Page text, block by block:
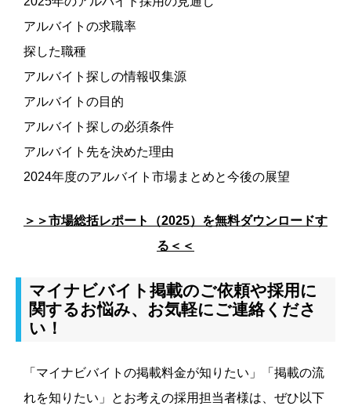
アルバイトの求職率
探した職種
アルバイト探しの情報収集源
アルバイトの目的
アルバイト探しの必須条件
アルバイト先を決めた理由
2024年度のアルバイト市場まとめと今後の展望
＞＞市場総括レポート（2025）を無料ダウンロードす
る＜＜
マイナビバイト掲載のご依頼や採用に
関するお悩み、お気軽にご連絡くださ
い！
「マイナビバイトの掲載料金が知りたい」「掲載の流
れを知りたい」とお考えの採用担当者様は、ぜひ以下